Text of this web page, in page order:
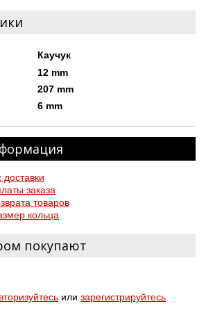
Каучук
12 mm
207 mm
6 mm
доставки
заказа
товаров
кольца
покупают
или зарегистрируйтесь